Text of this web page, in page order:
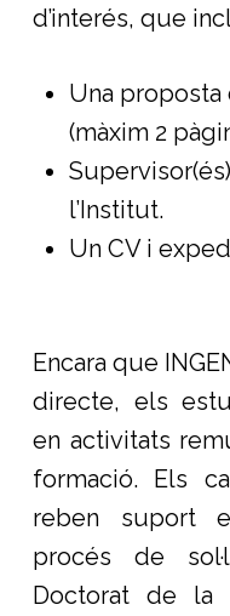
d’interés, que
Una proposta
(màxim 2
l’Institut.
Un CV i
Encara que
directe, els
en activitats
formació. Els
reben suport
procés de
Doctorat de la